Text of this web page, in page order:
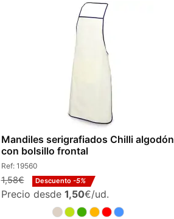
Mandiles serigrafiados Chilli algodón
con bolsillo frontal
Ref: 19560
1,58€ Descuento -5%
Precio desde 1,50€/ud.